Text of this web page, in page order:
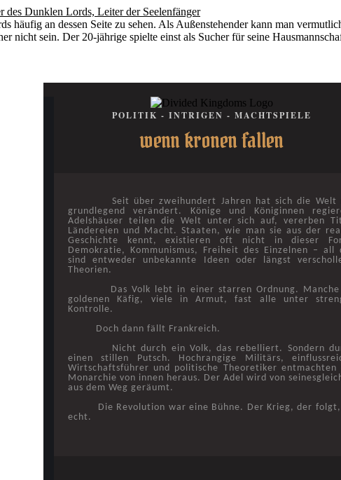
des Dunklen Lords, Leiter der Seelenfänger
häufig an dessen Seite zu sehen. Als Außenstehender kann man
nicht sein. Der 20-jährige spielte einst als Sucher für seine
POLITIK - INTRIGEN - MACHTSPIELE
wenn kronen fallen
Seit über zweihundert Jahren hat sich die Welt
grundlegend verändert. Könige und Königinnen
Adelshäuser teilen die Welt unter sich auf, vererben
Ländereien und Macht. Staaten, wie man sie aus der
Geschichte kennt, existieren oft nicht in dieser
Demokratie, Kommunismus, Freiheit des Einzelnen – all
sind entweder unbekannte Ideen oder längst
Theorien.
Das Volk lebt in einer starren Ordnung. Manche
goldenen Käfig, viele in Armut, fast alle unter
Kontrolle.
Doch dann fällt Frankreich.
Nicht durch ein Volk, das rebelliert. Sondern
einen stillen Putsch. Hochrangige Militärs,
Wirtschaftsführer und politische Theoretiker entmachten
Monarchie von innen heraus. Der Adel wird von
aus dem Weg geräumt.
Die Revolution war eine Bühne. Der Krieg, der
echt.